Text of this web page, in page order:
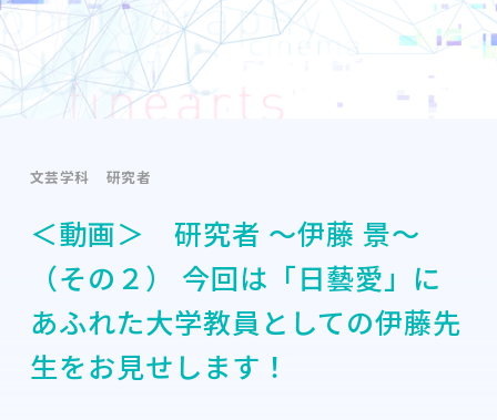
文芸学科 研究者
＜動画＞ 研究者 〜伊藤 景〜
（その２） 今回は「日藝愛」に
あふれた大学教員としての伊藤先
生をお見せします！